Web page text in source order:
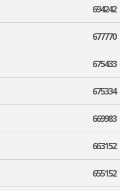
694242
677770
675433
675334
669983
663152
655152